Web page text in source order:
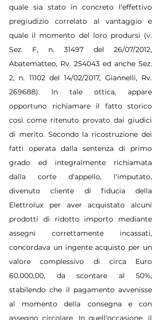
quale sia stato in concreto l'effettivo
pregiudizio correlato al vantaggio e
quale il momento del loro prodursi (v.
Sez. F, n. 31497 del 26/07/2012,
Abatematteo, Rv. 254043 ed anche Sez.
2, n. 11102 del 14/02/2017, Giannelli, Rv.
269688). In tale ottica, appare
opportuno richiamare il fatto storico
così come ritenuto provato dai giudici
di merito. Secondo la ricostruzione dei
fatti operata dalla sentenza di primo
grado ed integralmente richiamata
dalla corte d'appello, l'imputato,
divenuto cliente di fiducia della
Elettrolux per aver acquistato alcuni
prodotti di ridotto importo mediante
assegni correttamente incassati,
concordava un ingente acquisto per un
valore complessivo di circa Euro
60.000,00, da scontare al 50%,
stabilendo che il pagamento avvenisse
al momento della consegna e con
assegno circolare. In quell'occasione, il